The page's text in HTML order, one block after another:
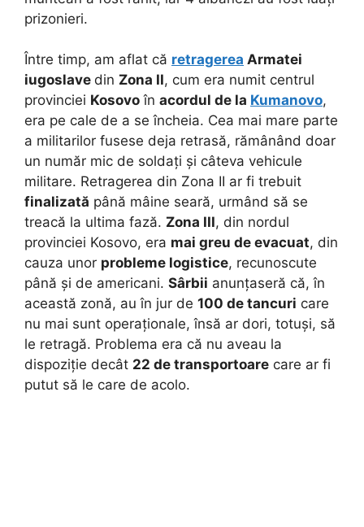
prizonieri.
Între timp, am aflat că retragerea Armatei
iugoslave din Zona II, cum era numit centrul
provinciei Kosovo în acordul de la Kumanovo,
era pe cale de a se încheia. Cea mai mare parte
a militarilor fusese deja retrasă, rămânând doar
un număr mic de soldați și câteva vehicule
militare. Retragerea din Zona II ar fi trebuit
finalizată până mâine seară, urmând să se
treacă la ultima fază. Zona III, din nordul
provinciei Kosovo, era mai greu de evacuat, din
cauza unor probleme logistice, recunoscute
până și de americani. Sârbii anunțaseră că, în
această zonă, au în jur de 100 de tancuri care
nu mai sunt operaționale, însă ar dori, totuși, să
le retragă. Problema era că nu aveau la
dispoziție decât 22 de transportoare care ar fi
putut să le care de acolo.